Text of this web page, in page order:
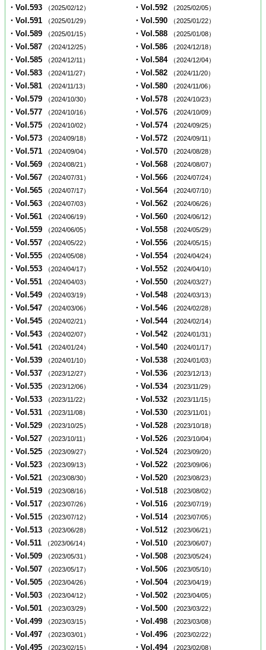
・Vol.593 （2025/02/12） ・Vol.592 （2025/02/05）
・Vol.591 （2025/01/29） ・Vol.590 （2025/01/22）
・Vol.589 （2025/01/15） ・Vol.588 （2025/01/08）
・Vol.587 （2024/12/25） ・Vol.586 （2024/12/18）
・Vol.585 （2024/12/11） ・Vol.584 （2024/12/04）
・Vol.583 （2024/11/27） ・Vol.582 （2024/11/20）
・Vol.581 （2024/11/13） ・Vol.580 （2024/11/06）
・Vol.579 （2024/10/30） ・Vol.578 （2024/10/23）
・Vol.577 （2024/10/16） ・Vol.576 （2024/10/09）
・Vol.575 （2024/10/02） ・Vol.574 （2024/09/25）
・Vol.573 （2024/09/18） ・Vol.572 （2024/09/11）
・Vol.571 （2024/09/04） ・Vol.570 （2024/08/28）
・Vol.569 （2024/08/21） ・Vol.568 （2024/08/07）
・Vol.567 （2024/07/31） ・Vol.566 （2024/07/24）
・Vol.565 （2024/07/17） ・Vol.564 （2024/07/10）
・Vol.563 （2024/07/03） ・Vol.562 （2024/06/26）
・Vol.561 （2024/06/19） ・Vol.560 （2024/06/12）
・Vol.559 （2024/06/05） ・Vol.558 （2024/05/29）
・Vol.557 （2024/05/22） ・Vol.556 （2024/05/15）
・Vol.555 （2024/05/08） ・Vol.554 （2024/04/24）
・Vol.553 （2024/04/17） ・Vol.552 （2024/04/10）
・Vol.551 （2024/04/03） ・Vol.550 （2024/03/27）
・Vol.549 （2024/03/19） ・Vol.548 （2024/03/13）
・Vol.547 （2024/03/06） ・Vol.546 （2024/02/28）
・Vol.545 （2024/02/21） ・Vol.544 （2024/02/14）
・Vol.543 （2024/02/07） ・Vol.542 （2024/01/31）
・Vol.541 （2024/01/24） ・Vol.540 （2024/01/17）
・Vol.539 （2024/01/10） ・Vol.538 （2024/01/03）
・Vol.537 （2023/12/27） ・Vol.536 （2023/12/13）
・Vol.535 （2023/12/06） ・Vol.534 （2023/11/29）
・Vol.533 （2023/11/22） ・Vol.532 （2023/11/15）
・Vol.531 （2023/11/08） ・Vol.530 （2023/11/01）
・Vol.529 （2023/10/25） ・Vol.528 （2023/10/18）
・Vol.527 （2023/10/11） ・Vol.526 （2023/10/04）
・Vol.525 （2023/09/27） ・Vol.524 （2023/09/20）
・Vol.523 （2023/09/13） ・Vol.522 （2023/09/06）
・Vol.521 （2023/08/30） ・Vol.520 （2023/08/23）
・Vol.519 （2023/08/16） ・Vol.518 （2023/08/02）
・Vol.517 （2023/07/26） ・Vol.516 （2023/07/19）
・Vol.515 （2023/07/12） ・Vol.514 （2023/07/05）
・Vol.513 （2023/06/28） ・Vol.512 （2023/06/21）
・Vol.511 （2023/06/14） ・Vol.510 （2023/06/07）
・Vol.509 （2023/05/31） ・Vol.508 （2023/05/24）
・Vol.507 （2023/05/17） ・Vol.506 （2023/05/10）
・Vol.505 （2023/04/26） ・Vol.504 （2023/04/19）
・Vol.503 （2023/04/12） ・Vol.502 （2023/04/05）
・Vol.501 （2023/03/29） ・Vol.500 （2023/03/22）
・Vol.499 （2023/03/15） ・Vol.498 （2023/03/08）
・Vol.497 （2023/03/01） ・Vol.496 （2023/02/22）
・Vol.495 （2023/02/15） ・Vol.494 （2023/02/08）